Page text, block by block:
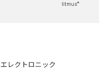
litmus*
エレクトロニック